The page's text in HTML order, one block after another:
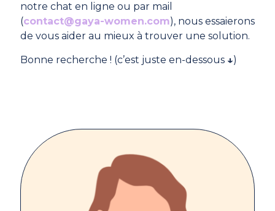
notre chat en ligne ou par mail
(contact@gaya-women.com), nous essaierons
de vous aider au mieux à trouver une solution.
Bonne recherche ! (c’est juste en-dessous ↓)